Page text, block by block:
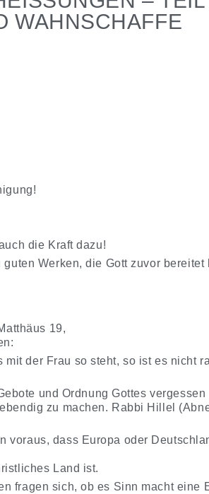
die Kraft dazu!
Werken, die Gott zuvor bereitet
19,
der Frau so steht, so ist es nicht
und Ordnung Gottes
zu machen. Rabbi Hillel
voraus, dass Europa oder
Land ist.
fragen sich, ob es Sinn macht eine